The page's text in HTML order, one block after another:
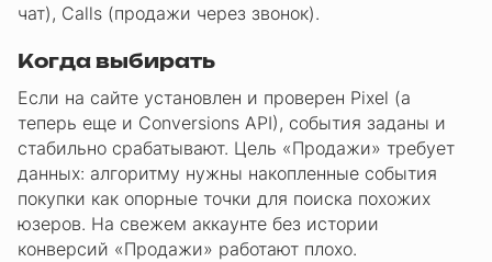
чат), Calls (продажи через звонок).
Когда выбирать
Если на сайте установлен и проверен Pixel (а
теперь еще и Conversions API), события заданы и
стабильно срабатывают. Цель «Продажи» требует
данных: алгоритму нужны накопленные события
покупки как опорные точки для поиска похожих
юзеров. На свежем аккаунте без истории
конверсий «Продажи» работают плохо.